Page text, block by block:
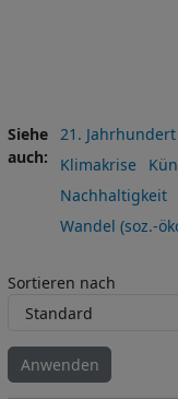
Siehe
auch
21. Jahrhundert
Klimakrise
Nachhaltigkeit
Wandel (soz.-
Sortieren nach